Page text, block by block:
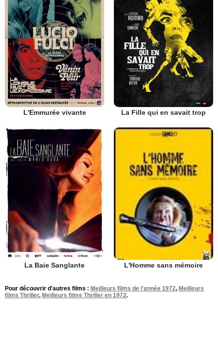
L'Emmurée vivante La Fille qui en savait trop
La Baie Sanglante L'Homme sans mémoire
Pour découvrir d'autres films : Meilleurs films de l'année 1972, Meilleurs
films Thriller, Meilleurs films Thriller en 1972.